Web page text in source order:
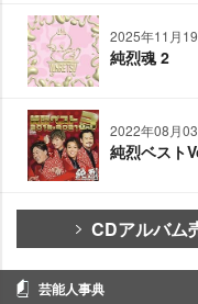
2025年11月
純烈魂 2
2022年08月
純烈ベスト
CDアルバム
芸能人事典